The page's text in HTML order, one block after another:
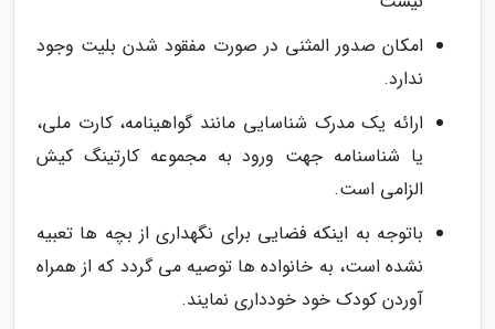
امکان صدور المثنی در صورت مفقود شدن بلیت وجود
ندارد.
ارائه یک مدرک شناسایی مانند گواهینامه، کارت ملی،
یا شناسنامه جهت ورود به مجموعه کارتینگ کیش
الزامی است.
باتوجه به اینکه فضایی برای نگهداری از بچه ها تعبیه
نشده است، به خانواده ها توصیه می گردد که از همراه
آوردن کودک خود خودداری نمایند.